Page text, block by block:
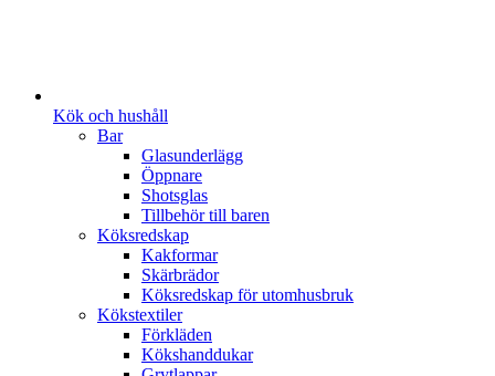
Kök och hushåll
Bar
Glasunderlägg
Öppnare
Shotsglas
Tillbehör till baren
Köksredskap
Kakformar
Skärbrädor
Köksredskap för utomhusbruk
Kökstextiler
Förkläden
Kökshanddukar